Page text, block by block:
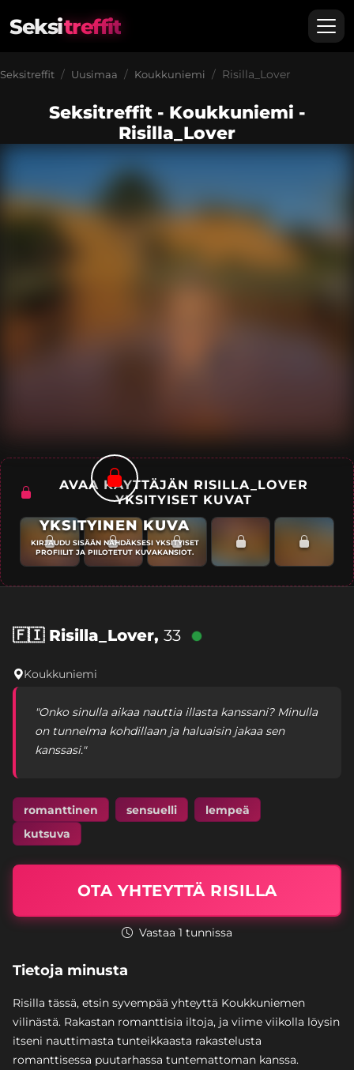
Seksitreffit
Seksitreffit Uusimaa Koukkuniemi Risilla_Lover
Seksitreffit - Koukkuniemi -
Risilla_Lover
YKSITYINEN KUVA
KIRJAUDU SISÄÄN NÄHDÄKSESI YKSITYISET
PROFIILIT JA PIILOTETUT KUVAKANSIOT.
AVAA KÄYTTÄJÄN RISILLA_LOVER
YKSITYISET KUVAT
🇫🇮Risilla_Lover, 33
Koukkuniemi
"Onko sinulla aikaa nauttia illasta kanssani? Minulla
on tunnelma kohdillaan ja haluaisin jakaa sen
kanssasi."
romanttinen sensuelli
lempeä
kutsuva
OTA YHTEYTTÄ RISILLA
Vastaa 1 tunnissa
Tietoja minusta
Risilla tässä, etsin syvempää yhteyttä Koukkuniemen
vilinästä. Rakastan romanttisia iltoja, ja viime viikolla löysin
itseni nauttimasta tunteikkaasta rakastelusta
romanttisessa puutarhassa tuntemattoman kanssa.